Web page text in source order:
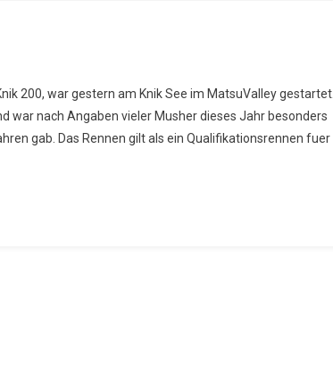
200, war gestern am Knik See im MatsuValley gestartet.
war nach Angaben vieler Musher dieses Jahr besonders
gab. Das Rennen gilt als ein Qualifikationsrennen fuer